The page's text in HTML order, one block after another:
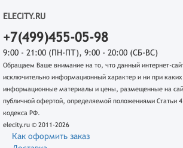
ELECITY.RU
+7(499)455-05-98
9:00 - 21:00 (ПН-ПТ), 9:00 - 20:00 (СБ-ВС)
Обращаем Ваше внимание на то, что данный интернет-
исключительно информационный характер и ни при каких
информационные материалы и цены, размещенные на
публичной офертой, определяемой положениями Статьи
кодекса РФ.
elecity.ru © 2011-2026
Как оформить заказ